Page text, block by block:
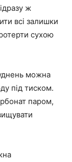
ж
всі залишки
сухою
можна
під тиском.
паром,